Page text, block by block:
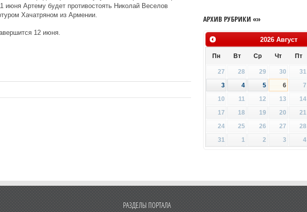
июня Артему будет противостоять Николай Веселов
Хачатряном из Армении.
12 июня.
АРХИВ РУБРИКИ «»
2026 Август
Пн Вт Ср Чт Пт
27 28 29 30 31
3
4 5 6 7
10
11 12 13 14
17
18 19 20 21
24
25 26 27 28
31
1 2 3 4
РАЗДЕЛЫ ПОРТАЛА